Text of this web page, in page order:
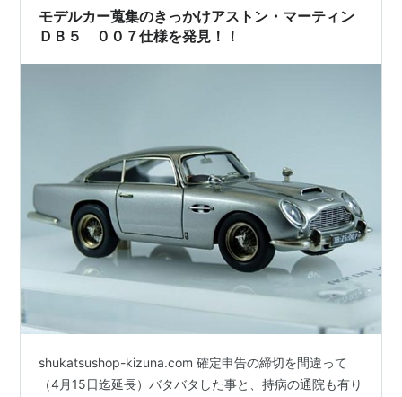
完成品 アスト…
モデルカー蒐集のきっかけアストン・マーティン
ＤＢ５ ００７仕様を発見！！
shukatsushop-kizuna.com 確定申告の締切を間違って
（4月15日迄延長）バタバタした事と、持病の通院も有り